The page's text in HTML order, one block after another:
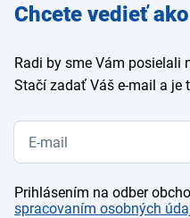
Zadajte
e-mail
Chcete vedieť
Radi by sme Vám posielali
Stačí zadať Váš e-mail a je
Prihlásením na odber
spracovaním osobných